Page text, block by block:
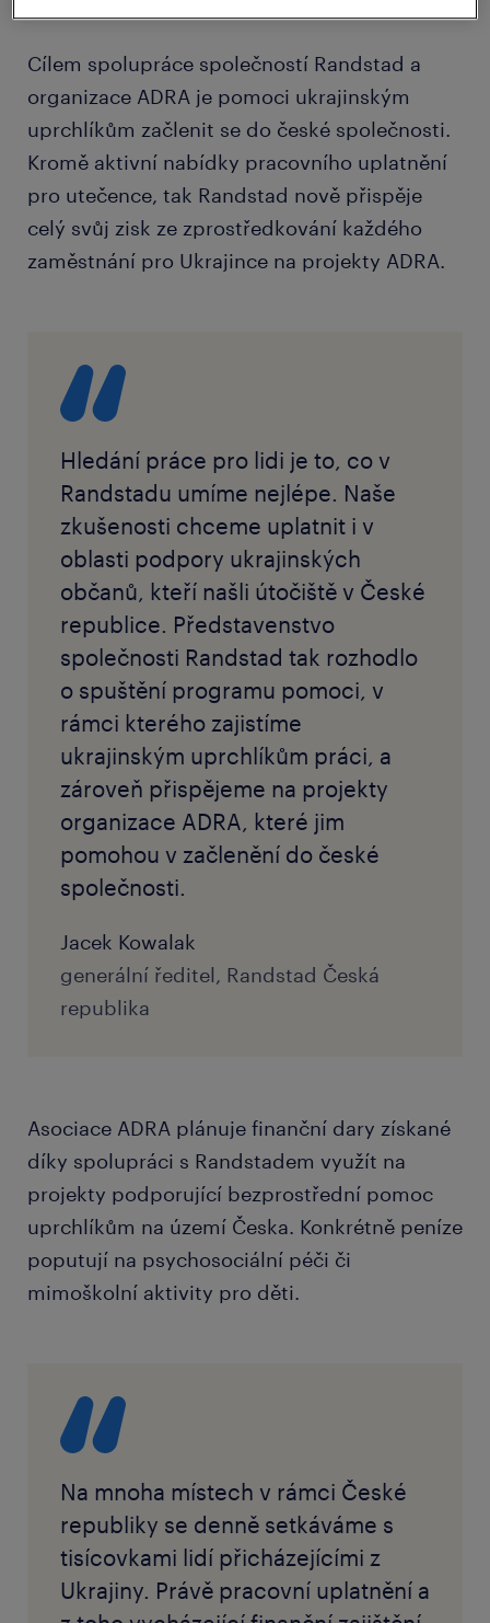
Cílem spolupráce společností Randstad a
organizace ADRA je pomoci ukrajinským
uprchlíkům začlenit se do české společnosti.
Kromě aktivní nabídky pracovního uplatnění
pro utečence, tak Randstad nově přispěje
celý svůj zisk ze zprostředkování každého
zaměstnání pro Ukrajince na projekty ADRA.
Hledání práce pro lidi je to, co v
Randstadu umíme nejlépe. Naše
zkušenosti chceme uplatnit i v
oblasti podpory ukrajinských
občanů, kteří našli útočiště v České
republice. Představenstvo
společnosti Randstad tak rozhodlo
o spuštění programu pomoci, v
rámci kterého zajistíme
ukrajinským uprchlíkům práci, a
zároveň přispějeme na projekty
organizace ADRA, které jim
pomohou v začlenění do české
společnosti.
Jacek Kowalak
generální ředitel, Randstad Česká
republika
Asociace ADRA plánuje finanční dary získané
díky spolupráci s Randstadem využít na
projekty podporující bezprostřední pomoc
uprchlíkům na území Česka. Konkrétně peníze
poputují na psychosociální péči či
mimoškolní aktivity pro děti.
Na mnoha místech v rámci České
republiky se denně setkáváme s
tisícovkami lidí přicházejícími z
Ukrajiny. Právě pracovní uplatnění a